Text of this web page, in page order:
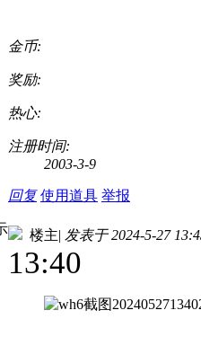
金币:
奖励:
热心:
注册时间:
2003-3-9
回复 使用道具 举报
楼主| 发表于 2024-5-27
13:40